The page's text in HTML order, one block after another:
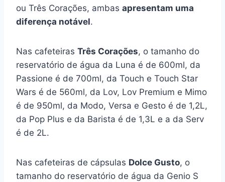
ou Três Corações, ambas apresentam uma
diferença notável.
Nas cafeteiras Três Corações, o tamanho do
reservatório de água da Luna é de 600ml, da
Passione é de 700ml, da Touch e Touch Star
Wars é de 560ml, da Lov, Lov Premium e Mimo
é de 950ml, da Modo, Versa e Gesto é de 1,2L,
da Pop Plus e da Barista é de 1,3L e a da Serv
é de 2L.
Nas cafeteiras de cápsulas Dolce Gusto, o
tamanho do reservatório de água da Genio S